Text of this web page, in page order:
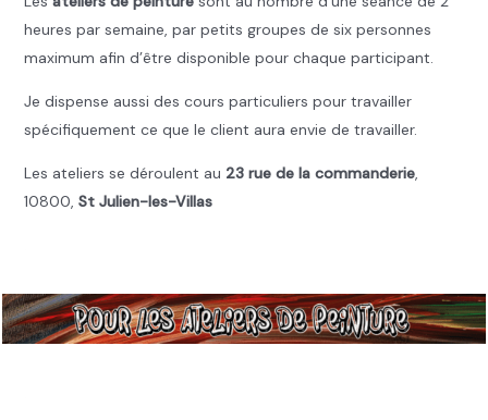
heures par semaine, par petits groupes de six personnes
maximum afin d’être disponible pour chaque participant.
Je dispense aussi des cours particuliers pour travailler
spécifiquement ce que le client aura envie de travailler.
Les ateliers se déroulent au 23 rue de la commanderie,
10800, St Julien-les-Villas